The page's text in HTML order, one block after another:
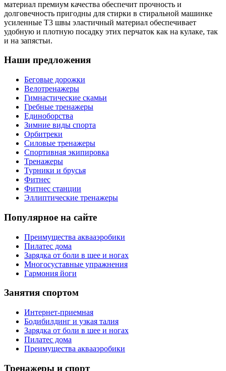
материал премиум качества обеспечит прочность и
долговечность пригодны для стирки в стиральной машинке
усиленные T3 швы эластичный материал обеспечивает
удобную и плотную посадку этих перчаток как на кулаке, так
и на запястьи.
Наши предложения
Беговые дорожки
Велотренажеры
Гимнастические скамьи
Гребные тренажеры
Единоборства
Зимние виды спорта
Орбитреки
Силовые тренажеры
Спортивная экипировка
Тренажеры
Турники и брусья
Фитнес
Фитнес станции
Эллиптические тренажеры
Популярное на сайте
Преимущества аквааэробики
Пилатес дома
Зарядка от боли в шее и ногах
Многосуставные упражнения
Гармония йоги
Занятия спортом
Интернет-приемная
Бодибилдинг и узкая талия
Зарядка от боли в шее и ногах
Пилатес дома
Преимущества аквааэробики
Тренажеры и спорт